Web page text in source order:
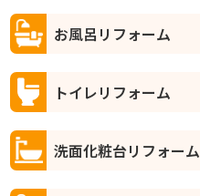
お風呂リフォーム
トイレリフォーム
洗面化粧台リフォーム